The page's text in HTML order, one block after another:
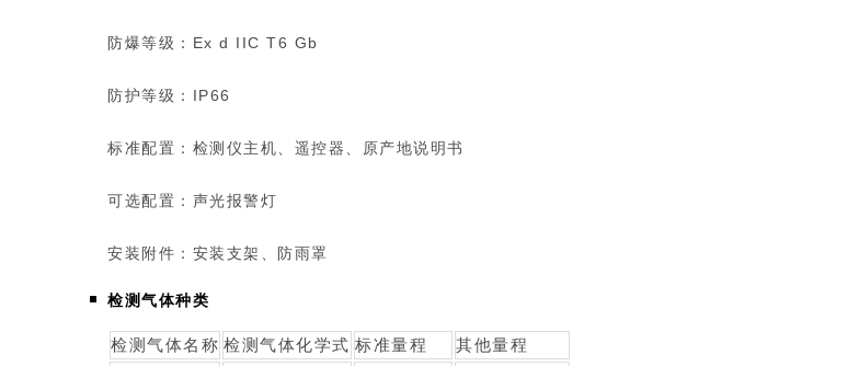
防爆等级：Ex d IIC T6 Gb
防护等级：IP66
标准配置：检测仪主机、遥控器、原产地说明书
可选配置：声光报警灯
安装附件：安装支架、防雨罩
检测气体种类
检测气体名称 检测气体化学式 标准量程
其他量程